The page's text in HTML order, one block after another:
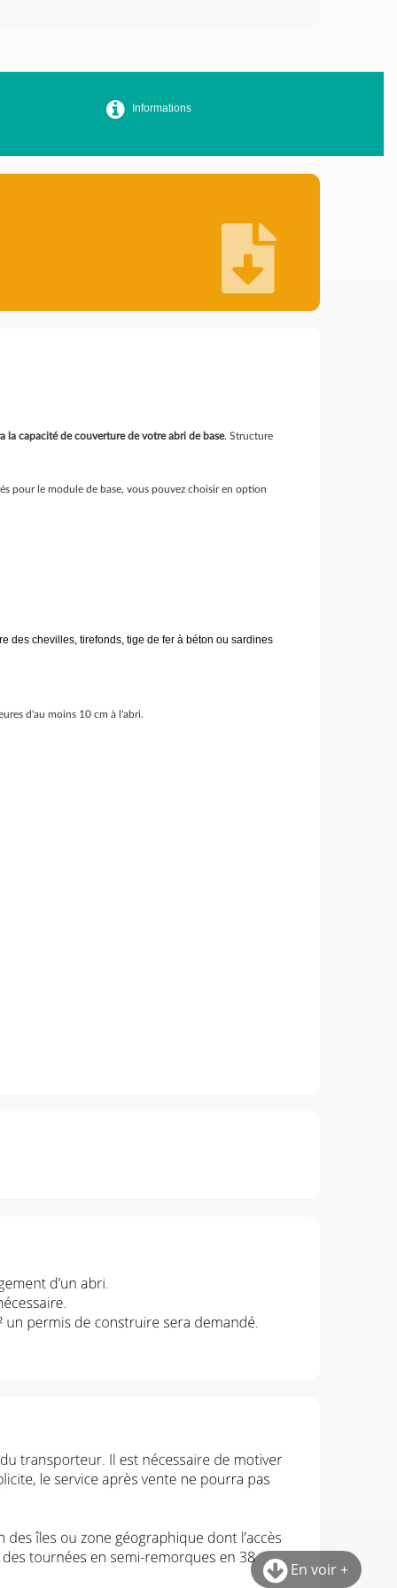
En voir +
Informations
la capacité de couverture de votre abri de base. Structure
pour le module de base, vous pouvez choisir en option
des chevilles, tirefonds, tige de fer à béton ou sardines
d'au moins 10 cm à l'abri.